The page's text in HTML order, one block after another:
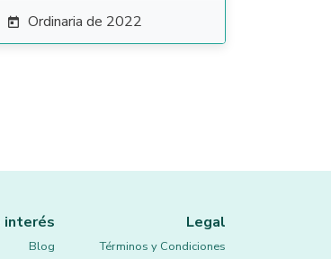
 Ordinaria de 2022
interés
Blog
Legal
Términos y Condiciones